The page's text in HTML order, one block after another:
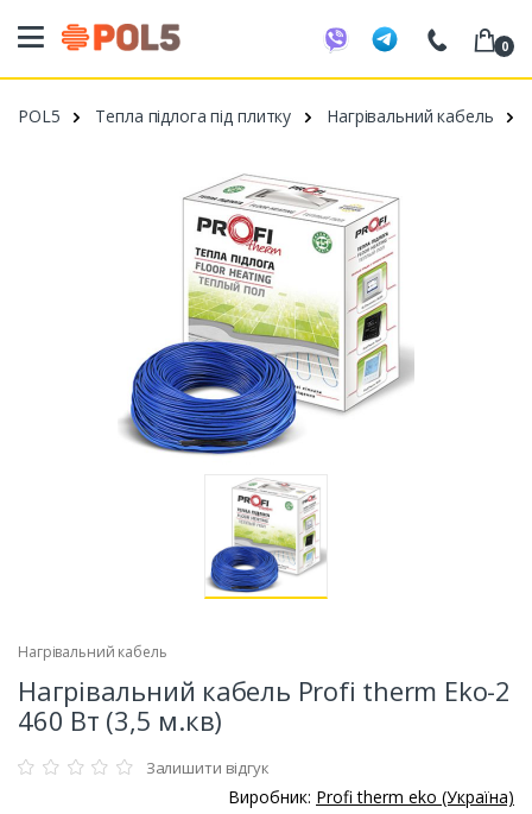
098 20 52 818
099 53 43 210
0
POL5 Тепла підлога під плитку Нагрівальний кабель
Нагрівальний кабель
Нагрівальний кабель Profi therm Eko-2
460 Вт (3,5 м.кв)
Залишити відгук
Виробник: Profi therm eko (Україна)